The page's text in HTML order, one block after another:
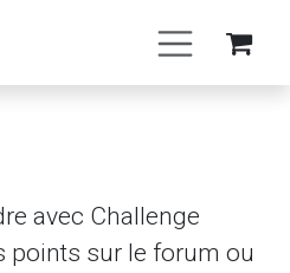
avec Challenge
points sur le forum ou